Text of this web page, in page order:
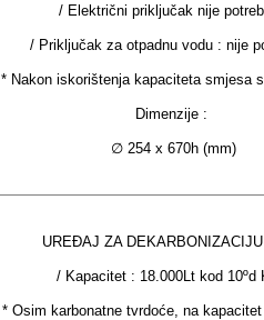
/ Električni priključak nije
/ Priključak za otpadnu vodu : nije
* Nakon iskorištenja kapaciteta smjesa
Dimenzije :
∅ 254 x 670h (mm)
UREĐAJ ZA
/ Kapacitet : 18.000Lt kod 10ºd
* Osim karbonatne tvrdoće, na